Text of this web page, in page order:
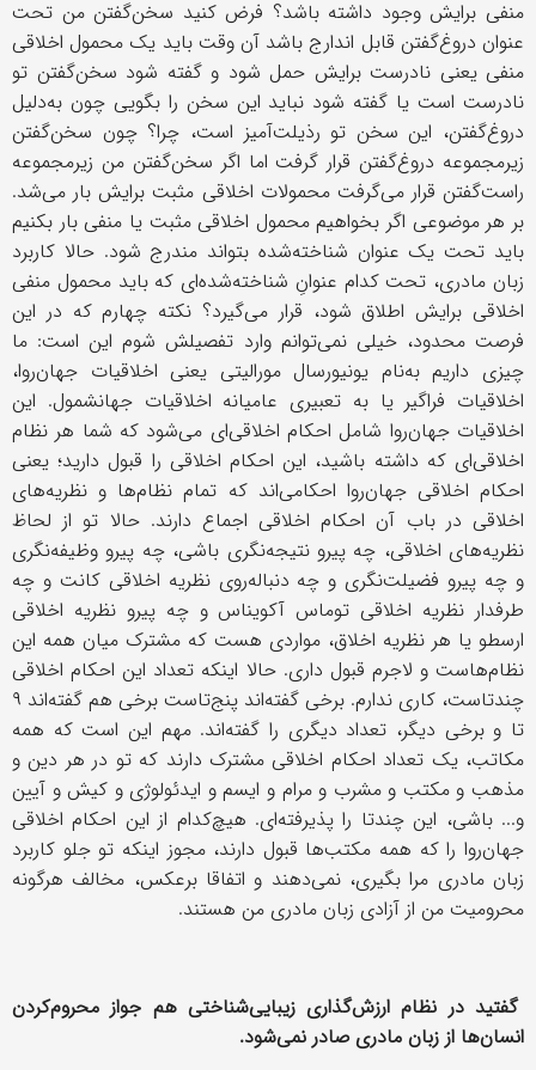
منفی برایش وجود داشته باشد؟ فرض کنید سخن‌گفتن من تحت
عنوان دروغ‌گفتن قابل اندارج باشد آن وقت باید یک محمول اخلاقی
منفی یعنی نادرست برایش حمل شود و گفته شود سخن‌گفتن تو
نادرست است یا گفته شود نباید این سخن را بگویی چون به‌دلیل
دروغ‌گفتن، این سخن تو رذیلت‌آمیز است، چرا؟ چون سخن‌گفتن
زیرمجموعه دروغگفتن قرار گرفت اما اگر سخن‌گفتن من زیرمجموعه
راست‌گفتن قرار می‌گرفت محمولات اخلاقی مثبت برایش بار می‌شد.
بر هر موضوعی اگر بخواهیم محمول اخلاقی مثبت یا منفی بار بکنیم
باید تحت یک عنوان شناخته‌شده بتواند مندرج شود. حالا کاربرد
زبان مادری، تحت کدام عنوانِ شناخته‌شده‌ای که باید محمول منفی
اخلاقی برایش اطلاق شود، قرار می‌گیرد؟ نکته چهارم که در این
فرصت محدود، خیلی نمی‌توانم وارد تفصیلش شوم این است: ما
چیزی داریم به‌نام یونیورسال مورالیتی یعنی اخلاقیات جهان‌روا،
اخلاقیات فراگیر یا به تعبیری عامیانه اخلاقیات جهانشمول. این
اخلاقیات جهان‌روا شامل احکام اخلاقی‌ای می‌شود که شما هر نظام
اخلاقی‌ای که داشته باشید، این احکام اخلاقی را قبول دارید؛ یعنی
احکام اخلاقی جهان‌روا احکامی‌اند که تمام نظام‌ها و نظریه‌های
اخلاقی در باب آن احکام اخلاقی اجماع دارند. حالا تو از لحاظ
نظریه‌های اخلاقی، چه پیرو نتیجه‌نگری باشی، چه پیرو وظیفه‌نگری
و چه پیرو فضیلت‌نگری و چه دنباله‌روی نظریه اخلاقی کانت و چه
طرفدار نظریه اخلاقی توماس آکویناس و چه پیرو نظریه اخلاقی
ارسطو یا هر نظریه اخلاق، مواردی هست که مشترک میان همه این
نظام‌هاست و لاجرم قبول داری. حالا اینکه تعداد این احکام اخلاقی
چندتاست، کاری ندارم. برخی گفته‌اند پنج‌تاست برخی هم گفته‌اند ٩
تا و برخی دیگر، تعداد دیگری را گفته‌اند. مهم این است که همه
مکاتب، یک تعداد احکام اخلاقی مشترک دارند که تو در هر دین و
مذهب و مکتب و مشرب و مرام و ایسم و اید‌ئولوژی و کیش و آیین
و... باشی، این چندتا را پذیرفته‌ای. هیچ‌کدام از این احکام اخلاقی
جهان‌روا را که همه مکتب‌ها قبول دارند، مجوز اینکه تو جلو کاربرد
زبان مادری مرا بگیری، نمی‌دهند و اتفاقا برعکس، مخالف هرگونه
محرومیت من از آزادی زبان مادری من هستند.
گفتید در نظام ارزش‌گذاری زیبایی‌شناختی هم جواز محروم‌کردن
انسان‌ها از زبان مادری صادر نمی‌شود.